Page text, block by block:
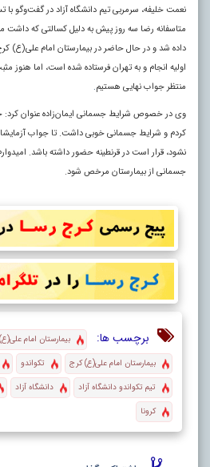
نعمت خلیفه، سرمربی تیم دانشگاه آزاد در گفت‌وگو با
متاسفانه رضا سه روز پیش به دلیل کسالتی که
داده شد و در حال حاضر در بیمارستان امام علی(ع)
اولیه انجام و به تهران فرستاده شده است، اما
منتظر جواب نهایی هستیم.
وی در خصوص شرایط جسمانی ایمان‌زاده عنوان
کردم و شرایط جسمانی خوبی داشت. تا جواب
نشود، قرار است در قرنطینه حضور داشته باشد.
جسمانی از بیمارستان مرخص شود.
برچسب ها:
بیمارستان امام علی(ع)
بیمارستان امام علی(ع) کرج
تکواندو
تیم تکواندو دانشگاه آزاد
دانشگاه آزاد
کرونا